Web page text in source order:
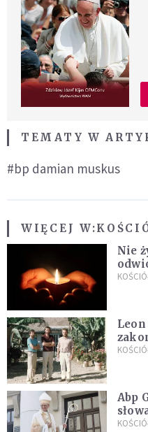
TEMATY W
#bp damian muskus
WIĘCEJ W:
Nie
do
Abp
„cię